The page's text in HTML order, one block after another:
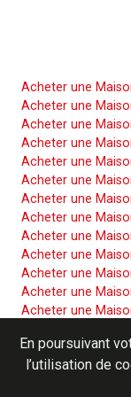
En poursuivant
l’utilisation de
Acheter une
Acheter une
Acheter une
Acheter une
Acheter une
Acheter une
Acheter une
Acheter une
Acheter une
Acheter une
Acheter une
Acheter une
Acheter une
Acheter une
Acheter une
Acheter une